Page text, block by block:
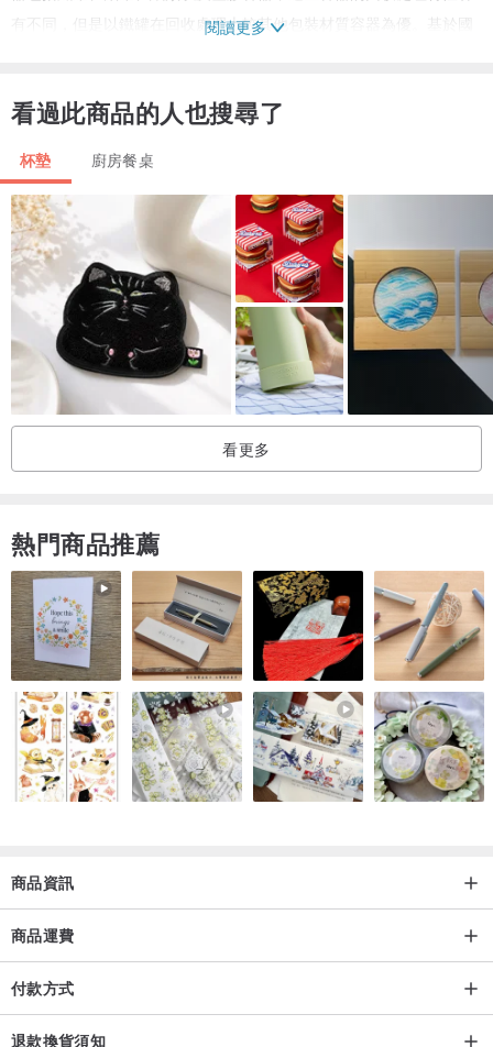
有不同，但是以鐵罐在回收處理上較其他包裝材質容器為優。基於國
※表面為特殊金屬油墨印刷(Metal Printing),圖面為圖樣印刷，非陶瓷/
木頭/玻璃等材質。
產地/製造方式
Made in Taiwan.
閱讀更多
看過此商品的人也搜尋了
杯墊 廚房餐桌
看更多
熱門商品推薦
商品資訊
商品運費
付款方式
退款換貨須知